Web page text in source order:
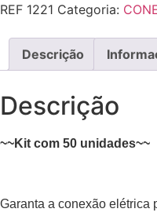
REF 1221 Categoria:
Descrição
Descrição
~~Kit com 50 unidades~~
Garanta a conexão elétrica